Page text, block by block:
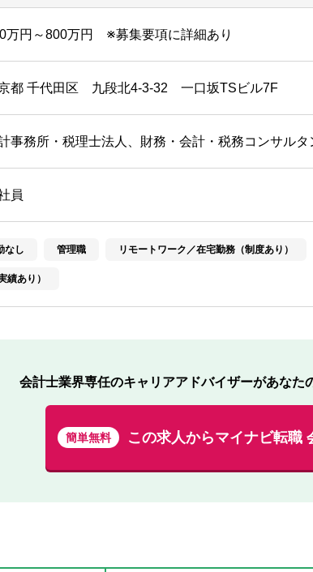
万円～800万円 ※募集要項に詳細あり
都 千代田区 九段北4‐3‐32 一口坂TSビル7F
事務所・税理士法人、財務・会計・税務コンサルタ
員
なし 管理職 リモートワーク／在宅勤務（制度あり）
績あり）
会計士業界専任のキャリアアドバイザーがあなた
簡単無料 この求人からマイナビ転職